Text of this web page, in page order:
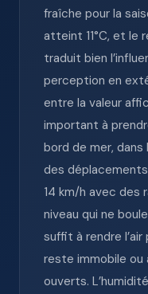
fraîche pour la
atteint 11°C, et le
traduit bien
perception en
entre la valeur
important à
bord de mer,
des
14 km/h avec des
niveau qui ne
suffit à rendre l’air
reste immobile
ouverts.